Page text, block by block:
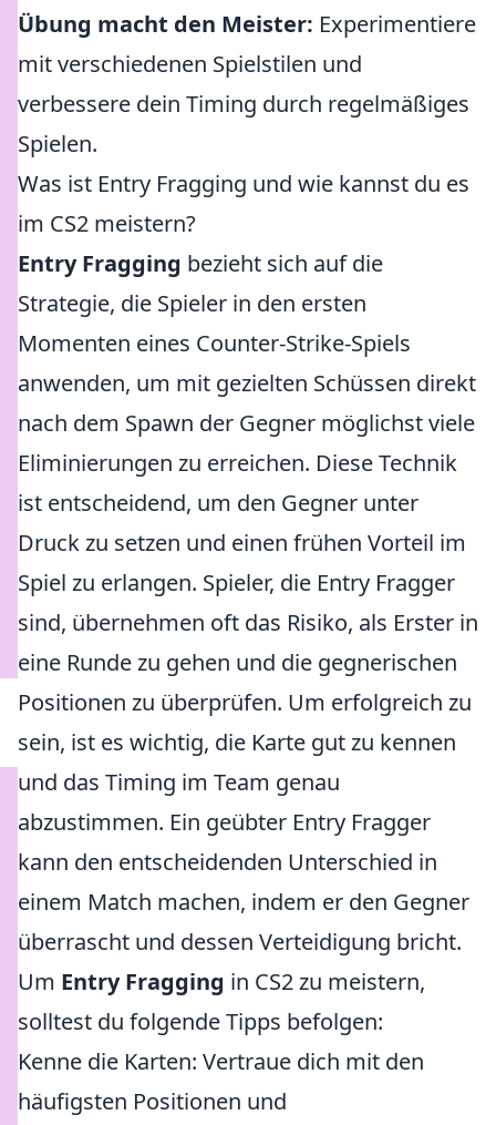
Übung macht den Meister: Experimentiere
mit verschiedenen Spielstilen und
verbessere dein Timing durch regelmäßiges
Spielen.
Was ist Entry Fragging und wie kannst du es
im CS2 meistern?
Entry Fragging bezieht sich auf die
Strategie, die Spieler in den ersten
Momenten eines Counter-Strike-Spiels
anwenden, um mit gezielten Schüssen direkt
nach dem Spawn der Gegner möglichst viele
Eliminierungen zu erreichen. Diese Technik
ist entscheidend, um den Gegner unter
Druck zu setzen und einen frühen Vorteil im
Spiel zu erlangen. Spieler, die Entry Fragger
sind, übernehmen oft das Risiko, als Erster in
eine Runde zu gehen und die gegnerischen
Positionen zu überprüfen. Um erfolgreich zu
sein, ist es wichtig, die Karte gut zu kennen
und das Timing im Team genau
abzustimmen. Ein geübter Entry Fragger
kann den entscheidenden Unterschied in
einem Match machen, indem er den Gegner
überrascht und dessen Verteidigung bricht.
Um Entry Fragging in CS2 zu meistern,
solltest du folgende Tipps befolgen:
Kenne die Karten: Vertraue dich mit den
häufigsten Positionen und